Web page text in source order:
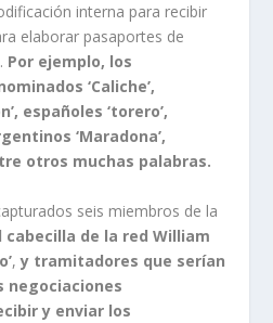
interna para recibir
elaborar pasaportes de
Por ejemplo, los
‘Caliche’,
españoles ‘torero’,
‘Maradona’,
otros muchas palabras.
seis miembros de la
cabecilla de la red William
,y tramitadores que serían
negociaciones
y enviar los